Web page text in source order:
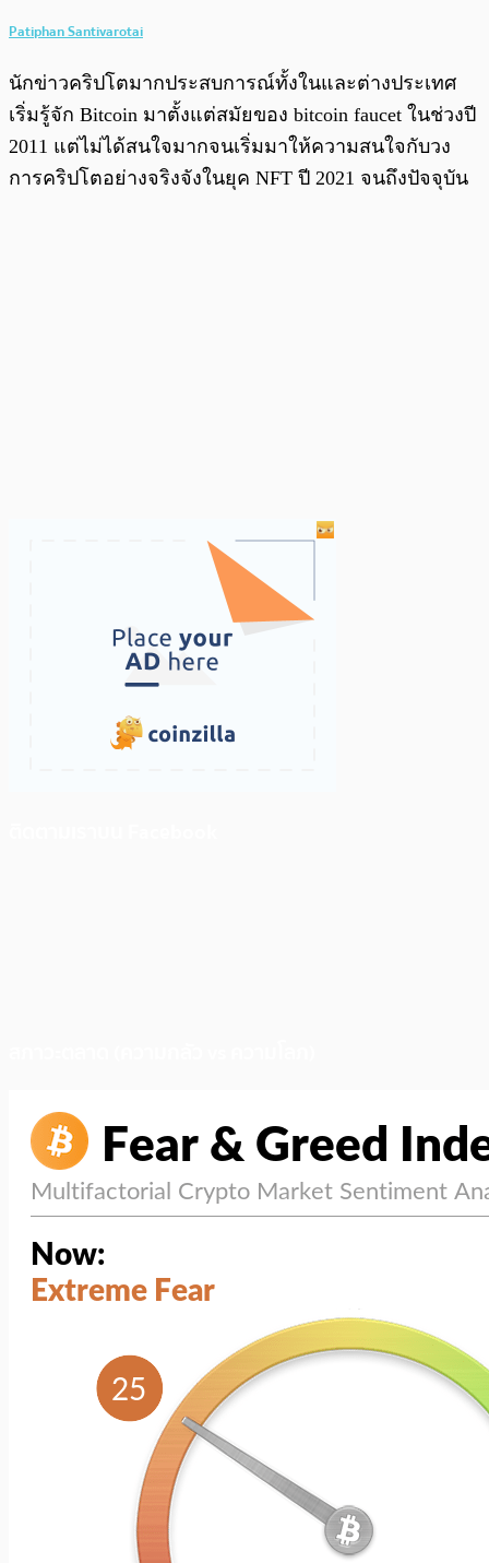
Patiphan Santivarotai
นักข่าวคริปโตมากประสบการณ์ทั้งในและต่างประเทศ
เริ่มรู้จัก Bitcoin มาตั้งแต่สมัยของ bitcoin faucet ในช่วงปี
2011 แต่ไม่ได้สนใจมากจนเริ่มมาให้ความสนใจกับวง
การคริปโตอย่างจริงจังในยุค NFT ปี 2021 จนถึงปัจจุบัน